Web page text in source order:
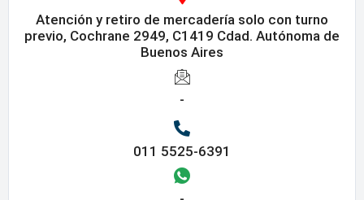
Atención y retiro de mercadería solo con turno
previo, Cochrane 2949, C1419 Cdad. Autónoma de
Buenos Aires
-
011 5525-6391